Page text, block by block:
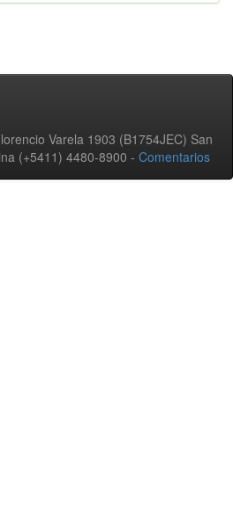
Varela 1903 (B1754JEC) San
(+5411) 4480-8900 - Comentarios